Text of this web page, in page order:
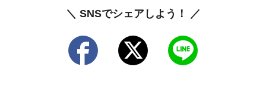
＼ SNSでシェアしよう！ ／